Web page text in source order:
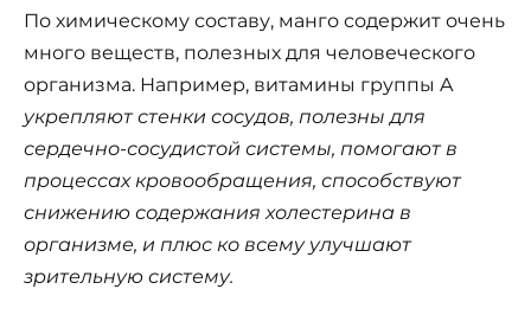
По химическому составу, манго содержит очень
много веществ, полезных для человеческого
организма. Например, витамины группы A
укрепляют стенки сосудов, полезны для
сердечно-сосудистой системы, помогают в
процессах кровообращения, способствуют
снижению содержания холестерина в
организме, и плюс ко всему улучшают
зрительную систему.